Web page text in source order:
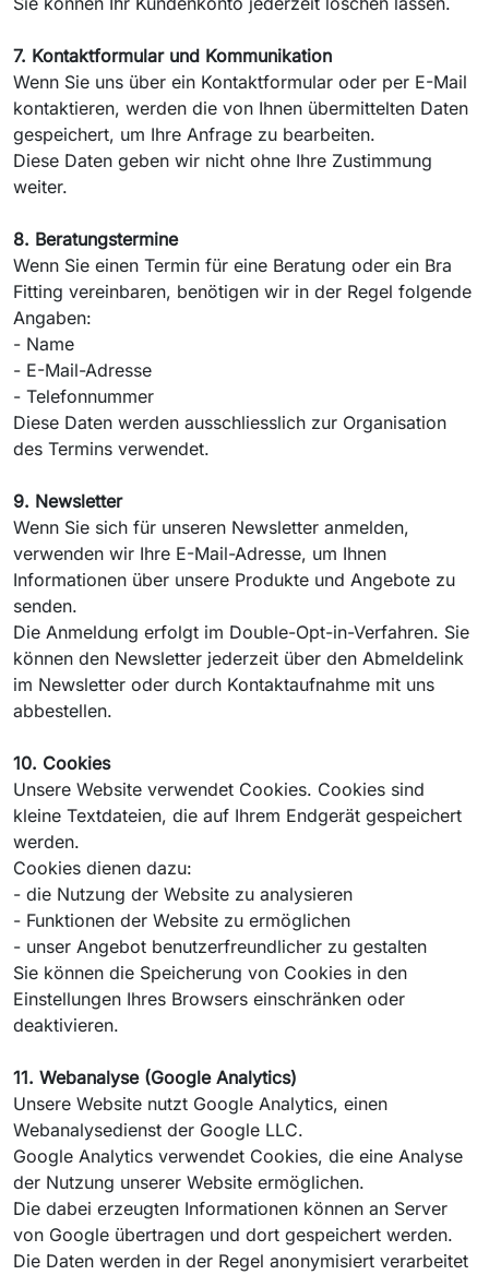
7. Kontaktformular und Kommunikation
Wenn Sie uns über ein Kontaktformular oder per E-Mail
kontaktieren, werden die von Ihnen übermittelten Daten
gespeichert, um Ihre Anfrage zu bearbeiten.
Diese Daten geben wir nicht ohne Ihre Zustimmung
weiter.
8. Beratungstermine
Wenn Sie einen Termin für eine Beratung oder ein Bra
Fitting vereinbaren, benötigen wir in der Regel folgende
Angaben:
- Name
- E-Mail-Adresse
- Telefonnummer
Diese Daten werden ausschliesslich zur Organisation
des Termins verwendet.
9. Newsletter
Wenn Sie sich für unseren Newsletter anmelden,
verwenden wir Ihre E-Mail-Adresse, um Ihnen
Informationen über unsere Produkte und Angebote zu
senden.
Die Anmeldung erfolgt im Double-Opt-in-Verfahren. Sie
können den Newsletter jederzeit über den Abmeldelink
im Newsletter oder durch Kontaktaufnahme mit uns
abbestellen.
10. Cookies
Unsere Website verwendet Cookies. Cookies sind
kleine Textdateien, die auf Ihrem Endgerät gespeichert
werden.
Cookies dienen dazu:
- die Nutzung der Website zu analysieren
- Funktionen der Website zu ermöglichen
- unser Angebot benutzerfreundlicher zu gestalten
Sie können die Speicherung von Cookies in den
Einstellungen Ihres Browsers einschränken oder
deaktivieren.
11. Webanalyse (Google Analytics)
Unsere Website nutzt Google Analytics, einen
Webanalysedienst der Google LLC.
Google Analytics verwendet Cookies, die eine Analyse
der Nutzung unserer Website ermöglichen.
Die dabei erzeugten Informationen können an Server
von Google übertragen und dort gespeichert werden.
Die Daten werden in der Regel anonymisiert verarbeitet